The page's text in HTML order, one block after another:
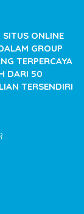
SITUS ONLINE
GROUP
TERPERCAYA
DARI 50
TERSENDIRI